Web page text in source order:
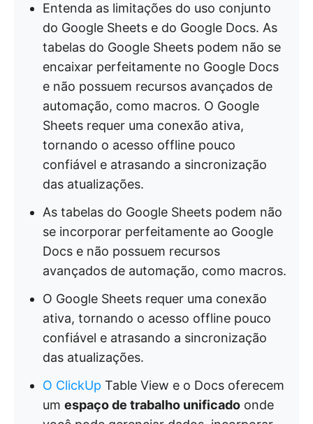
Entenda as limitações do uso conjunto
do Google Sheets e do Google Docs. As
tabelas do Google Sheets podem não se
encaixar perfeitamente no Google Docs
e não possuem recursos avançados de
automação, como macros. O Google
Sheets requer uma conexão ativa,
tornando o acesso offline pouco
confiável e atrasando a sincronização
das atualizações.
As tabelas do Google Sheets podem não
se incorporar perfeitamente ao Google
Docs e não possuem recursos
avançados de automação, como macros.
O Google Sheets requer uma conexão
ativa, tornando o acesso offline pouco
confiável e atrasando a sincronização
das atualizações.
O ClickUp Table View e o Docs oferecem
um espaço de trabalho unificado onde